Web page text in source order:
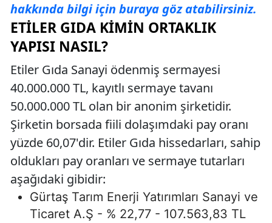
hakkında bilgi için buraya göz atabilirsiniz.
ETILER GIDA KIMIN ORTAKLIK
YAPISI NASIL?
Etiler Gıda Sanayi ödenmiş sermayesi
40.000.000 TL, kayıtlı sermaye tavanı
50.000.000 TL olan bir anonim şirketidir.
Şirketin borsada fiili dolaşımdaki pay oranı
yüzde 60,07'dir. Etiler Gıda hissedarları, sahip
oldukları pay oranları ve sermaye tutarları
aşağıdaki gibidir:
Gürtaş Tarım Enerji Yatırımları Sanayi ve
Ticaret A.Ş - % 22,77 - 107.563,83 TL